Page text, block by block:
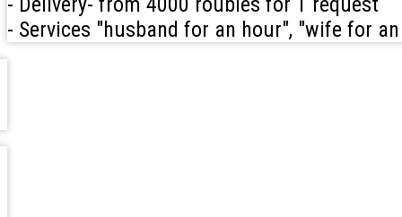
- Services "husband for an hour", "wife for